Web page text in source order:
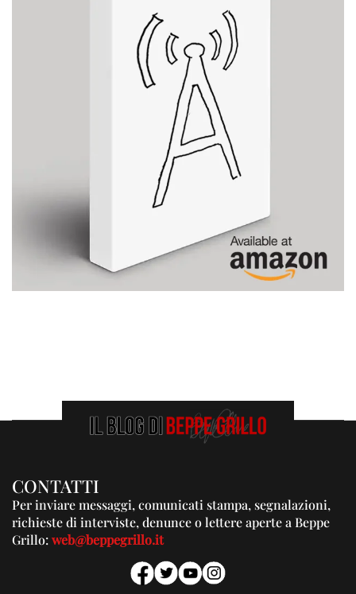
CONTATTI
Per inviare messaggi, comunicati stampa, segnalazioni,
richieste di interviste, denunce o lettere aperte a Beppe
Grillo:web@beppegrillo.it